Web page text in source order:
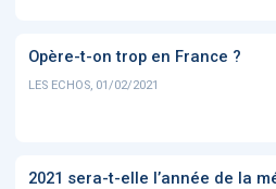
Opère-t-on trop en France ?
LES ECHOS, 01/02/2021
2021 sera-t-elle l’année de la